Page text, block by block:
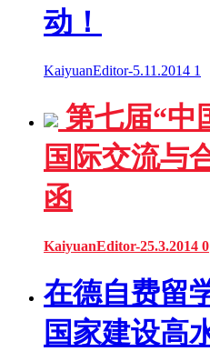
动！
KaiyuanEditor-5.11.2014 1
第七届“中
国际交流与
函
KaiyuanEditor-25.3.2014 0
在德自费留
国家建设高